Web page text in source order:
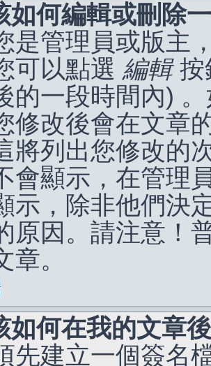
如何編輯或刪除
是管理員或版主
可以點選 編輯按
的一段時間內)
修改後會在文章
將列出您修改的
會顯示，在管理
示，除非他們決
原因。請注意！
章。
如何在我的文章
先建立一個簽名